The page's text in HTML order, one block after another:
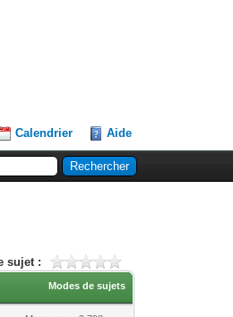
Calendrier Aide
sujet :
Modes de sujets